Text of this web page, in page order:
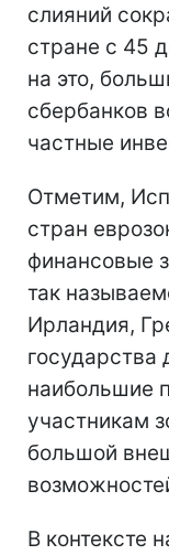
слияний
стране с 45
на это,
сбербанков
частные
Отметим,
стран
финансовые
так
Ирландия,
государства
наибольшие
участникам
большой
В контексте